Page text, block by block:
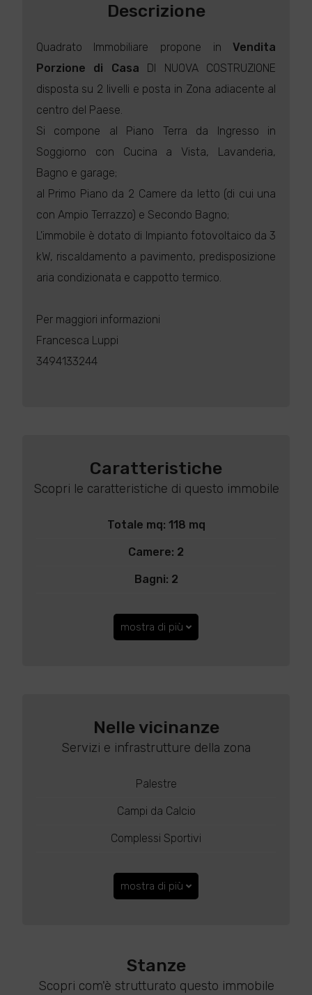
Descrizione
Quadrato Immobiliare propone inVendita
Porzione di Casa DI NUOVA COSTRUZIONE
disposta su 2 livelli e posta in Zona adiacente al
centro del Paese.
Si compone al Piano Terra da Ingresso in
Soggiorno con Cucina a Vista, Lavanderia,
Bagno e garage;
al Primo Piano da 2 Camere da letto (di cui una
con Ampio Terrazzo) e Secondo Bagno;
L'immobile è dotato di Impianto fotovoltaico da 3
kW, riscaldamento a pavimento, predisposizione
aria condizionata e cappotto termico.
Per maggiori informazioni
Francesca Luppi
3494133244
Caratteristiche
Scopri le caratteristiche di questo immobile
Totale mq: 118 mq
Camere: 2
Bagni: 2
mostra di più
Nelle vicinanze
Servizi e infrastrutture della zona
Palestre
Campi da Calcio
Complessi Sportivi
mostra di più
Stanze
Scopri com'è strutturato questo immobile